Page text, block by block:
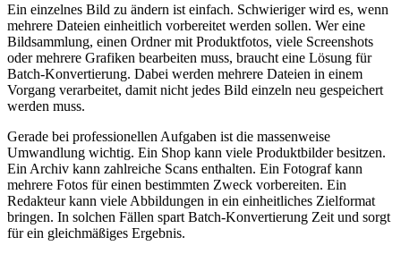
Ein einzelnes Bild zu ändern ist einfach. Schwieriger wird es, wenn
mehrere Dateien einheitlich vorbereitet werden sollen. Wer eine
Bildsammlung, einen Ordner mit Produktfotos, viele Screenshots
oder mehrere Grafiken bearbeiten muss, braucht eine Lösung für
Batch-Konvertierung. Dabei werden mehrere Dateien in einem
Vorgang verarbeitet, damit nicht jedes Bild einzeln neu gespeichert
werden muss.
Gerade bei professionellen Aufgaben ist die massenweise
Umwandlung wichtig. Ein Shop kann viele Produktbilder besitzen.
Ein Archiv kann zahlreiche Scans enthalten. Ein Fotograf kann
mehrere Fotos für einen bestimmten Zweck vorbereiten. Ein
Redakteur kann viele Abbildungen in ein einheitliches Zielformat
bringen. In solchen Fällen spart Batch-Konvertierung Zeit und sorgt
für ein gleichmäßiges Ergebnis.